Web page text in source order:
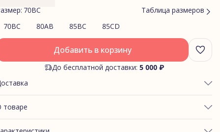
70BC
Таблица размеров
70BC
80AB 85BC 85CD
Добавить в корзину
До бесплатной доставки: 5 000 ₽
товаре
ГРУДИ:84-86